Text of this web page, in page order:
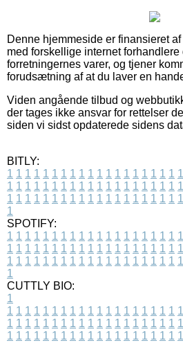
Denne hjemmeside er finansieret
med forskellige internet
forretningernes varer, og tjener
forudsætning af at du laver en
Viden angående tilbud og
der tages ikke ansvar for rettelser
siden vi sidst opdaterede sidens
BITLY:
1 1 1 1 1 1 1 1 1 1 1 1 1 1 1 1 1 1 1 1
1 1 1 1 1 1 1 1 1 1 1 1 1 1 1 1 1 1 1 1
1 1 1 1 1 1 1 1 1 1 1 1 1 1 1 1 1 1 1 1
1
SPOTIFY:
1 1 1 1 1 1 1 1 1 1 1 1 1 1 1 1 1 1 1 1
1 1 1 1 1 1 1 1 1 1 1 1 1 1 1 1 1 1 1 1
1 1 1 1 1 1 1 1 1 1 1 1 1 1 1 1 1 1 1 1
1
CUTTLY BIO:
1
1 1 1 1 1 1 1 1 1 1 1 1 1 1 1 1 1 1 1 1
1 1 1 1 1 1 1 1 1 1 1 1 1 1 1 1 1 1 1 1
1 1 1 1 1 1 1 1 1 1 1 1 1 1 1 1 1 1 1 1